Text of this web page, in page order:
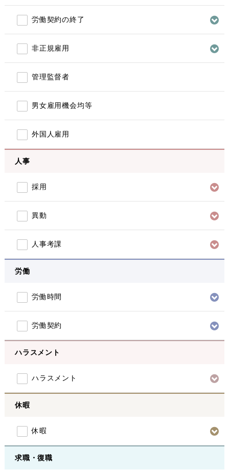
労働契約の終了
非正規雇用
管理監督者
男女雇用機会均等
外国人雇用
人事
採用
異動
人事考課
労働
労働時間
労働契約
ハラスメント
ハラスメント
休暇
休暇
求職・復職